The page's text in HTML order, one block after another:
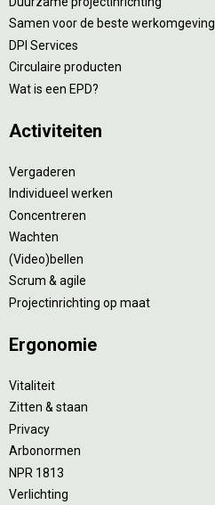
Samen voor de beste werkomgeving
DPI Services
Circulaire producten
Wat is een EPD?
Activiteiten
Vergaderen
Individueel werken
Concentreren
Wachten
(Video)bellen
Scrum & agile
Projectinrichting op maat
Ergonomie
Vitaliteit
Zitten & staan
Privacy
Arbonormen
NPR 1813
Verlichting